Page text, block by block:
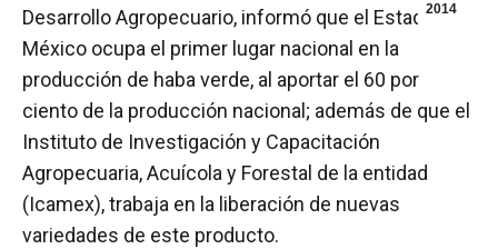
2014
Desarrollo Agropecuario, informó que el Estado de
México ocupa el primer lugar nacional en la
producción de haba verde, al aportar el 60 por
ciento de la producción nacional; además de que el
Instituto de Investigación y Capacitación
Agropecuaria, Acuícola y Forestal de la entidad
(Icamex), trabaja en la liberación de nuevas
variedades de este producto.